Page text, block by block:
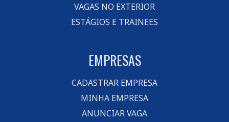
VAGAS NO EXTERIOR
ESTÁGIOS E TRAINEES
EMPRESAS
CADASTRAR EMPRESA
MINHA EMPRESA
ANUNCIAR VAGA